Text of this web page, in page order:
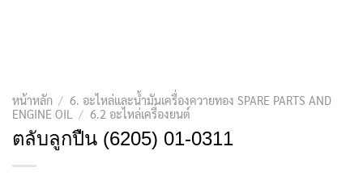
หน้าหลัก / 6. อะไหล่และน้ำมันเครื่องควายทอง SPARE PARTS AND
ENGINE OIL
/ 6.2 อะไหล่เครื่องยนต์
ตลับลูกปืน (6205) 01-0311